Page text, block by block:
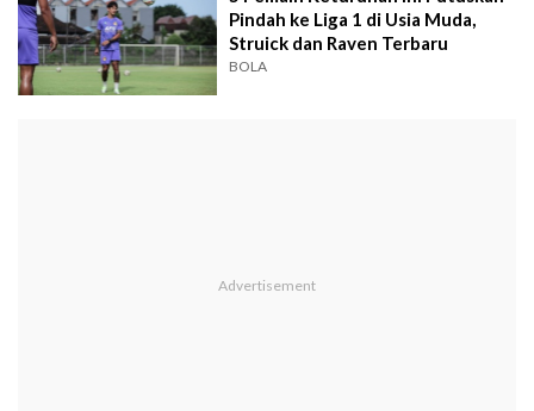
Pindah ke Liga 1 di Usia Muda,
Struick dan Raven Terbaru
BOLA